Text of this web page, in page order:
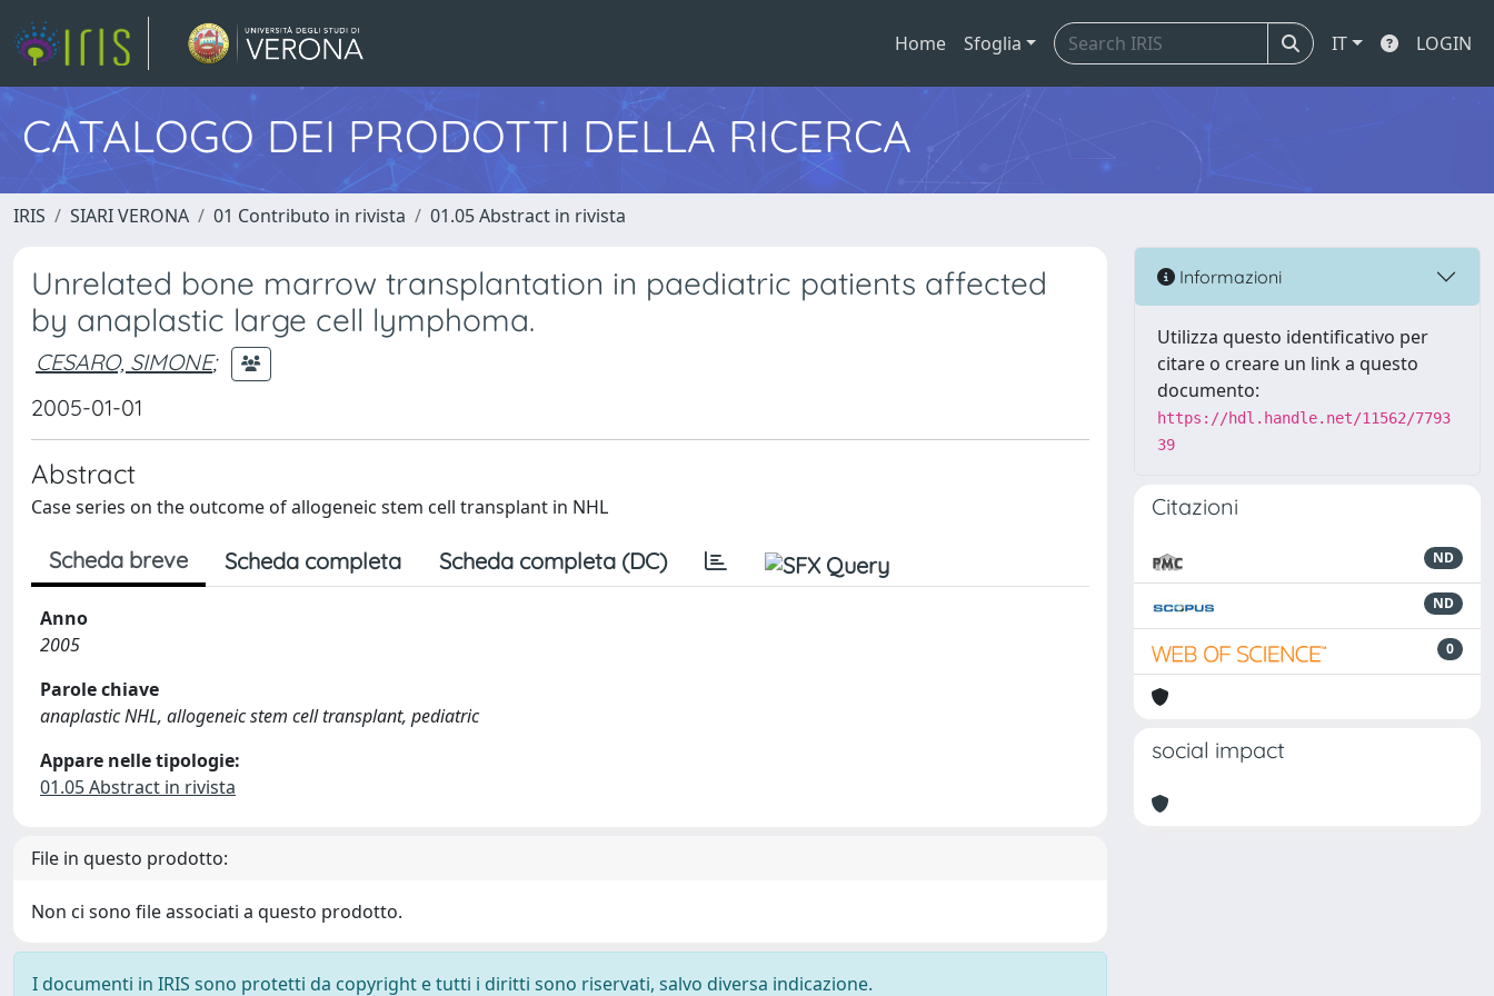
Home Sfoglia IT LOGIN
CATALOGO DEI PRODOTTI DELLA RICERCA
IRIS SIARI VERONA 01 Contributo in rivista 01.05 Abstract in rivista
Unrelated bone marrow transplantation in paediatric patients affected
by anaplastic large cell lymphoma.
CESARO, SIMONE;
2005-01-01
Abstract
Case series on the outcome of allogeneic stem cell transplant in NHL
Scheda breve Scheda completa Scheda completa (DC)
Anno
2005
Parole chiave
anaplastic NHL, allogeneic stem cell transplant, pediatric
Appare nelle tipologie:
01.05 Abstract in rivista
File in questo prodotto:
Non ci sono file associati a questo prodotto.
I documenti in IRIS sono protetti da copyright e tutti i diritti sono riservati, salvo diversa indicazione.
Informazioni
Utilizza questo identificativo per
citare o creare un link a questo
documento:
https://hdl.handle.net/11562/7793
39
Citazioni
ND
ND
0
social impact